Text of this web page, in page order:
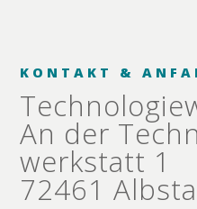
KONTAKT &
An der
werkstatt 1
72461